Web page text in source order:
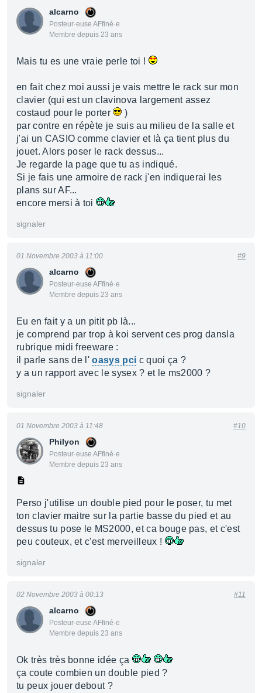
alcarno
Posteur·euse AFfiné·e
Membre depuis 23 ans
Mais tu es une vraie perle toi !
en fait chez moi aussi je vais mettre le rack sur mon
clavier (qui est un clavinova largement assez
costaud pour le porter
)
par contre en répète je suis au milieu de la salle et
j'ai un CASIO comme clavier et là ça tient plus du
jouet. Alors poser le rack dessus...
Je regarde la page que tu as indiqué.
Si je fais une armoire de rack j'en indiquerai les
plans sur AF...
encore mersi à toi
signaler
alcarno
Posteur·euse AFfiné·e
Membre depuis 23 ans
01 Novembre 2003 à 11:00 #9
Eu en fait y a un pitit pb là...
je comprend par trop à koi servent ces prog dansla
rubrique midi freeware :
il parle sans de l'oasys pci c quoi ça ?
y a un rapport avec le sysex ? et le ms2000 ?
signaler
Philyon
Posteur·euse AFfiné·e
Membre depuis 23 ans
01 Novembre 2003 à 11:48 #10
Perso j'utilise un double pied pour le poser, tu met
ton clavier maitre sur la partie basse du pied et au
dessus tu pose le MS2000, et ca bouge pas, et c'est
peu couteux, et c'est merveilleux !
signaler
alcarno
Posteur·euse AFfiné·e
Membre depuis 23 ans
02 Novembre 2003 à 00:13 #11
Ok très très bonne idée ça
ça coute combien un double pied ?
tu peux jouer debout ?